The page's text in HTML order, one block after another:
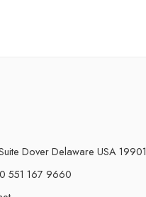
Dover Delaware USA 19901
551 167 9660